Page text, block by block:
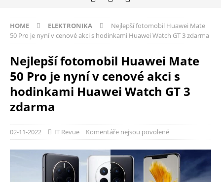
HOME ELEKTRONIKA
Nejlepší fotomobil Huawei Mate
50 Pro je nyní v cenové akci s hodinkami Huawei Watch GT 3 zdarma
Nejlepší fotomobil Huawei Mate
50 Pro je nyní v cenové akci s
hodinkami Huawei Watch GT 3
zdarma
02-11-2022 IT Revue Komentáře nejsou povolené